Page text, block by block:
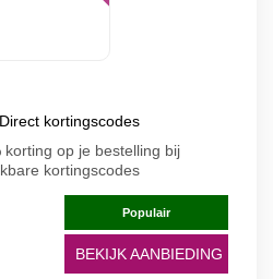
kortingscodes
op je bestelling bij
kortingscodes
Populair
BEKIJK AANBIEDING